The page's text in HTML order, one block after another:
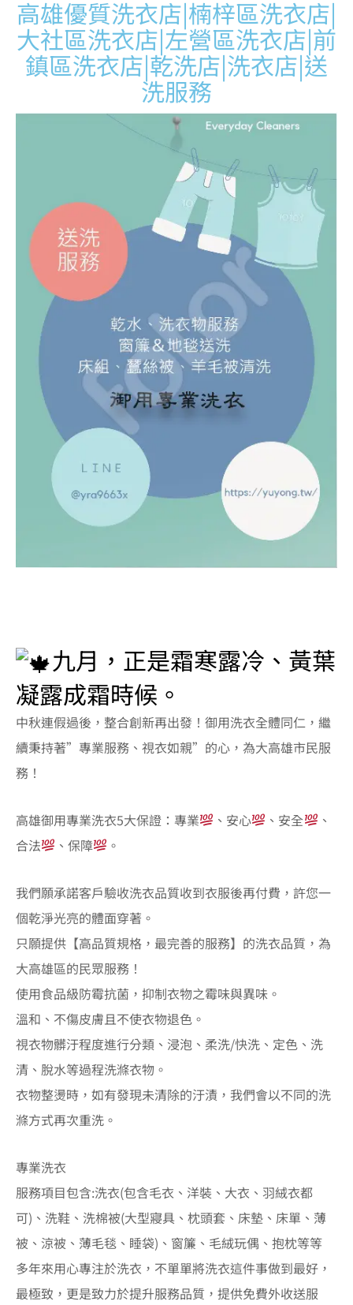
高雄優質洗衣店|楠梓區洗衣店|
大社區洗衣店|左營區洗衣店|前
鎮區洗衣店|乾洗店|洗衣店|送
洗服務
九月，正是霜寒露冷、黃葉
凝露成霜時候。
中秋連假過後，整合創新再出發！御用洗衣全體同仁，繼
續秉持著”專業服務、視衣如親”的心，為大高雄市民服
務！
高雄御用專業洗衣5大保證：專業 、安心 、安全
、
合法
、保障 。
我們願承諾客戶驗收洗衣品質收到衣服後再付費，許您一
個乾淨光亮的體面穿著。
只願提供【高品質規格，最完善的服務】的洗衣品質，為
大高雄區的民眾服務！
使用食品級防霉抗菌，抑制衣物之霉味與異味。
溫和、不傷皮膚且不使衣物退色。
視衣物髒汙程度進行分類、浸泡、柔洗/快洗、定色、洗
清、脫水等過程洗滌衣物。
衣物整燙時，如有發現未清除的汙漬，我們會以不同的洗
滌方式再次重洗。
專業洗衣
服務項目包含:洗衣(包含毛衣、洋裝、大衣、羽絨衣都
可)、洗鞋、洗棉被(大型寢具、枕頭套、床墊、床單、薄
被、涼被、薄毛毯、睡袋)、窗簾、毛絨玩偶、抱枕等等
多年來用心專注於洗衣，不單單將洗衣這件事做到最好，
最極致，更是致力於提升服務品質，提供免費外收送服